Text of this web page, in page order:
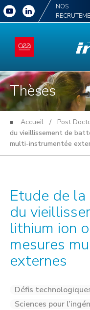
NOS
Thèses
Accueil / Post
du vieillissement de
multi-instrumentée
Etude de
du
lithium ion
mesures
externes
Défis
Sciences pour